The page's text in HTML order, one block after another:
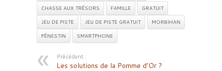
CHASSE AUX TRÉSORS
FAMILLE
GRATUIT
JEU DE PISTE
JEU DE PISTE GRATUIT
MORBIHAN
PÉNESTIN
SMARTPHONE
Précédent :
Les solutions de la Pomme d’Or ?